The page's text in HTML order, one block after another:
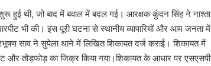
हुई थी, जो बाद में बवाल में बदल गई। आरक्षक कुंदन सिंह ने नाश्ता
भी की। इस पूरी घटना से स्थानीय व्यापारियों और आम जनता में
साव ने सुपेला थाने में लिखित शिकायत दर्ज कराई। शिकायत में
और तोड़फोड़ का जिक्र किया गया।शिकायत के आधार पर एसएसपी